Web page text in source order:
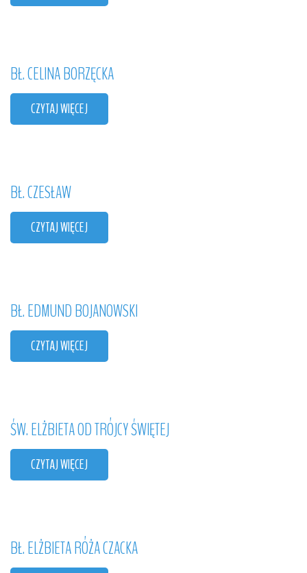
BŁ.CELINABORZĘCKA
CZYTAJ WIĘCEJ
BŁ.CZESŁAW
CZYTAJ WIĘCEJ
BŁ.EDMUNDBOJANOWSKI
CZYTAJ WIĘCEJ
ŚW.ELŻBIETAODTRÓJCYŚWIĘTEJ
CZYTAJ WIĘCEJ
BŁ.ELŻBIETARÓŻACZACKA